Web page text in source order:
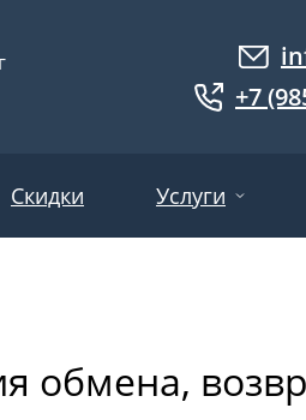
+7
напыление
Скидки Услуги
обмена,